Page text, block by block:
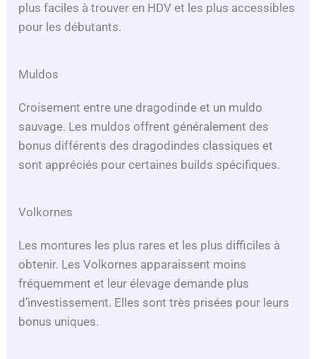
plus faciles à trouver en HDV et les plus accessibles
pour les débutants.
Muldos
Croisement entre une dragodinde et un muldo
sauvage. Les muldos offrent généralement des
bonus différents des dragodindes classiques et
sont appréciés pour certaines builds spécifiques.
Volkornes
Les montures les plus rares et les plus difficiles à
obtenir. Les Volkornes apparaissent moins
fréquemment et leur élevage demande plus
d’investissement. Elles sont très prisées pour leurs
bonus uniques.